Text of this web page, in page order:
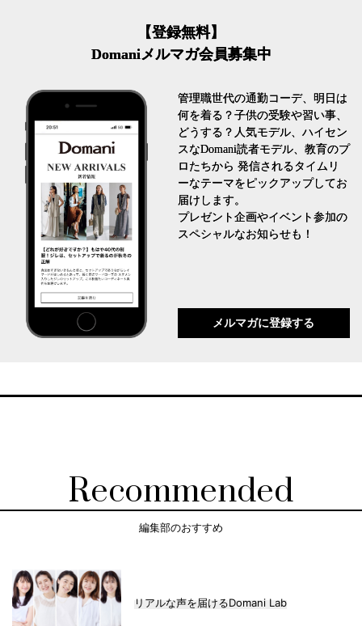
【登録無料】
Domaniメルマガ会員募集中
管理職世代の通勤コーデ、明日は
何を着る？子供の受験や習い事、
どうする？人気モデル、ハイセン
スなDomani読者モデル、教育のプ
ロたちから 発信されるタイムリ
ーなテーマをピックアップしてお
届けします。
プレゼント企画やイベント参加の
スペシャルなお知らせも！
メルマガに登録する
Recommended
編集部のおすすめ
リアルな声を届けるDomani Lab